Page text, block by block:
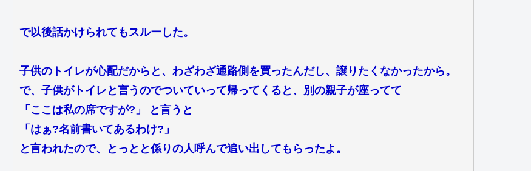
で以後話かけられてもスルーした。
子供のトイレが心配だからと、わざわざ通路側を買ったんだし、譲りたくなかったから。
で、子供がトイレと言うのでついていって帰ってくると、別の親子が座ってて
「ここは私の席ですが?」 と言うと
「はぁ?名前書いてあるわけ?」
と言われたので、とっとと係りの人呼んで追い出してもらったよ。